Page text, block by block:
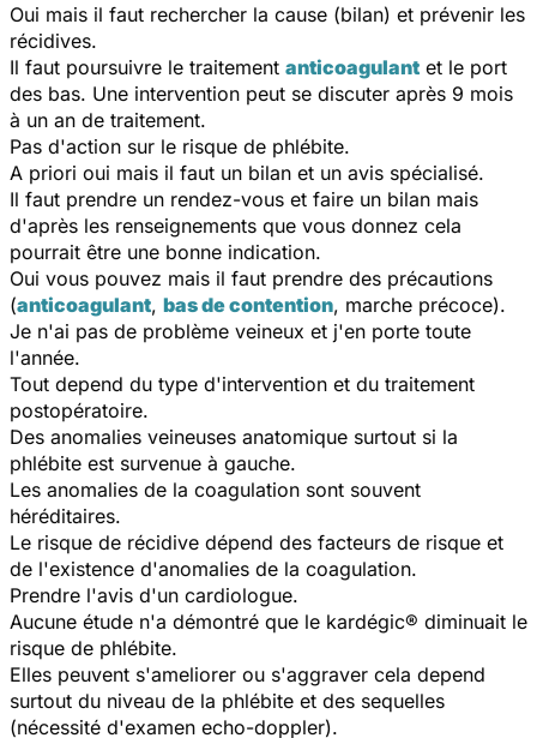
Oui mais il faut rechercher la cause (bilan) et prévenir les
récidives.
Il faut poursuivre le traitement anticoagulant et le port
des bas. Une intervention peut se discuter après 9 mois
à un an de traitement.
Pas d'action sur le risque de phlébite.
A priori oui mais il faut un bilan et un avis spécialisé.
Il faut prendre un rendez-vous et faire un bilan mais
d'après les renseignements que vous donnez cela
pourrait être une bonne indication.
Oui vous pouvez mais il faut prendre des précautions
(anticoagulant, bas de contention, marche précoce).
Je n'ai pas de problème veineux et j'en porte toute
l'année.
Tout depend du type d'intervention et du traitement
postopératoire.
Des anomalies veineuses anatomique surtout si la
phlébite est survenue à gauche.
Les anomalies de la coagulation sont souvent
héréditaires.
Le risque de récidive dépend des facteurs de risque et
de l'existence d'anomalies de la coagulation.
Prendre l'avis d'un cardiologue.
Aucune étude n'a démontré que le kardégic® diminuait le
risque de phlébite.
Elles peuvent s'ameliorer ou s'aggraver cela depend
surtout du niveau de la phlébite et des sequelles
(nécessité d'examen echo-doppler).